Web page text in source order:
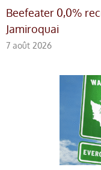
Beefeater 0,0%
Jamiroquai
7 août 2026